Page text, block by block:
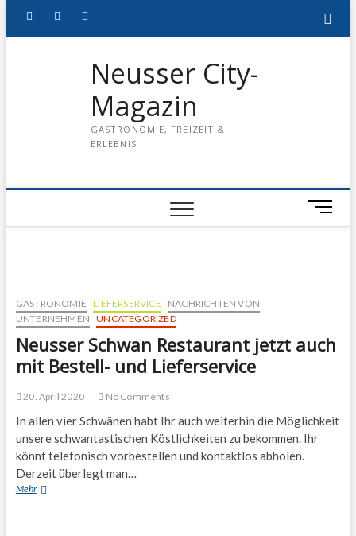
twitter facebook
Neusser City-
Magazin
GASTRONOMIE, FREIZEIT &
ERLEBNIS
M
e
o
GASTRONOMIE LIEFERSERVICE
NACHRICHTEN VON
UNTERNEHMEN
UNCATEGORIZED
Neusser Schwan Restaurant jetzt auch
mit Bestell- und Lieferservice
20. April 2020 No Comments
In allen vier Schwänen habt Ihr auch weiterhin die Möglichkeit
unsere schwantastischen Köstlichkeiten zu bekommen. Ihr
könnt telefonisch vorbestellen und kontaktlos abholen.
Derzeit überlegt man…
MehrNeusser